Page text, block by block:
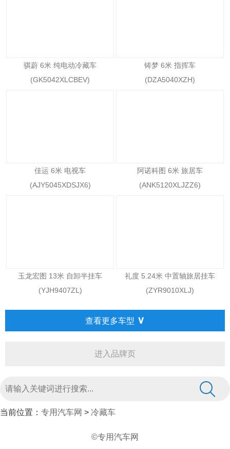
骐蔚 6米 纯电动冷藏车
(GK5042XLCBEV)
铸梦 6米 指挥车
(DZA5040XZH)
佳运 6米 电视车
(AJY5045XDSJX6)
阿诺科图 6米 旅居车
(ANK5120XLJZZ6)
玉龙宏图 13米 自卸半挂车
(YJH9407ZL)
礼度 5.24米 中置轴旅居挂车
(ZYR9010XLJ)
查看更多车型 ∨
进入品牌页
当前位置： 专用汽车网 > 冷藏车
©专用汽车网